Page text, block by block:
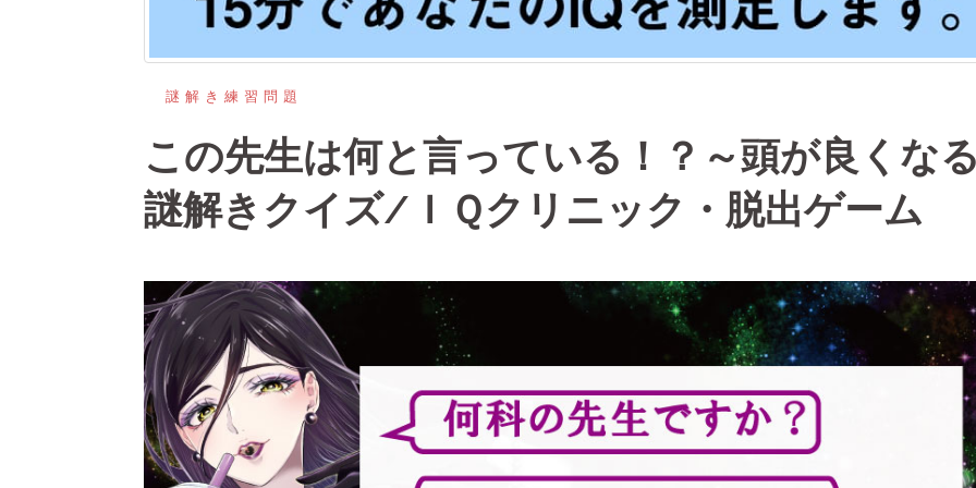
謎解き練習問題
この先生は何と言っている！？～頭が良くな
謎解きクイズ/ＩＱクリニック・脱出ゲーム